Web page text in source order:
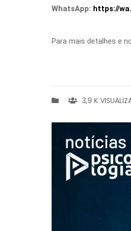
WhatsApp: https://
Para mais detalhes e
3,9 K